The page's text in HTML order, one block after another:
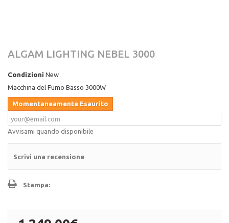
ALGAM LIGHTING NEBEL 3000
Condizioni New
Macchina del Fumo Basso 3000W
Momentaneamente Esaurito
Avvisami quando disponibile
Scrivi una recensione
Stampa: